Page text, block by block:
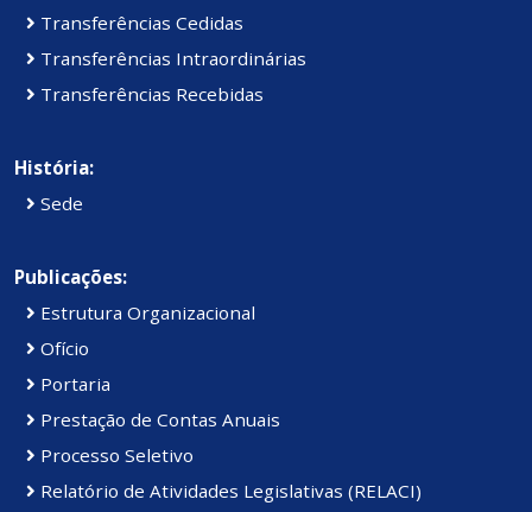
Transferências Cedidas
Transferências Intraordinárias
Transferências Recebidas
História:
Sede
Publicações:
Estrutura Organizacional
Ofício
Portaria
Prestação de Contas Anuais
Processo Seletivo
Relatório de Atividades Legislativas (RELACI)